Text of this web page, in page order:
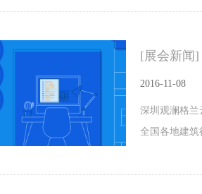
[展会新闻]
2016-11-08
深圳观澜格兰
全国各地建筑